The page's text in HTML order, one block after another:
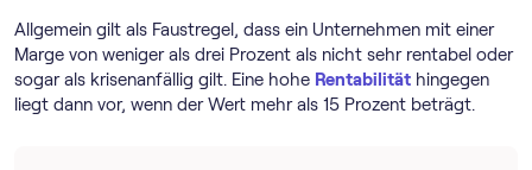
Allgemein gilt als Faustregel, dass ein Unternehmen mit einer
Marge von weniger als drei Prozent als nicht sehr rentabel oder
sogar als krisenanfällig gilt. Eine hohe Rentabilität hingegen
liegt dann vor, wenn der Wert mehr als 15 Prozent beträgt.